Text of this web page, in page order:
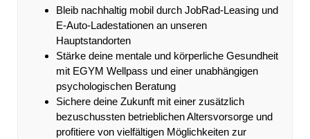
Bleib nachhaltig mobil durch JobRad-Leasing und
E-Auto-Ladestationen an unseren
Hauptstandorten
Stärke deine mentale und körperliche Gesundheit
mit EGYM Wellpass und einer unabhängigen
psychologischen Beratung
Sichere deine Zukunft mit einer zusätzlich
bezuschussten betrieblichen Altersvorsorge und
profitiere von vielfältigen Möglichkeiten zur